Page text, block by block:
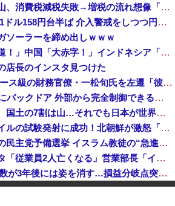
【正論】カンニング竹山、消費税減税失敗→増税の流れ想像「次誰が総理やりたいと思います？」
【為替相場】 ドル円は1ドル158円台半ば 介入警戒をしつつ円売りが続行
ソーラーを締め出しｗｗｗ
インドネシア「高速鉄道！」中国「大赤字！」インドネシア「運営会社の株式購入！（負債対策」中国「はい（巨額負債」インドネシア「700km延伸計画！（実質中止」→
店長のインスタ見つけた
【速報】 高市政権、エース級の財務官僚・一松旬氏を左遷「彼は協力的でなかった」財務省の言いなりではないことが判明
中国製ルーター20機種にバックドア 外部から完全制御できる機能が仕込まれていた
石油もない、鉄もない、国土の7割は山…それでも日本が世界屈指の経済大国になれた「勤勉さ」以外の勝因！
日本が長距離巡航ミサイルの試験発射に成功！北朝鮮が激怒「日本が戦争国家になろうとしている」「絶対に傍観しない、必ず後悔させる」
アメリカ・ミシガン州の民主党予備選挙 イスラム教徒の“急進左派”候補が勝利確実に⋯トランプ氏は批判
日本「熊本地震」ハビタ「従業員2人亡くなる」営業部長「イオンのスタッフに制止されなかった」日本「部長が連絡後の店員行動を証言（謎」イオン「再入館可能の事実ない」→
K-POPアイドルの約半数が3年後には姿を消す…損益分岐点突破は4％未満
ついに国産ヒューマノイド登場、人手不足深刻化の医療・製造現場などでの活用想定！